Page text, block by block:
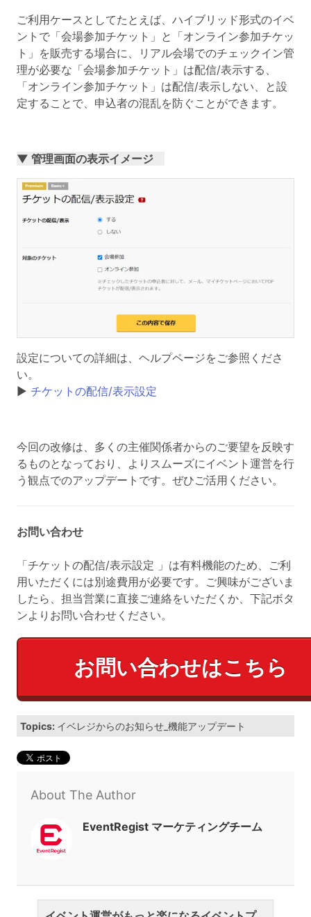
ご利用ケースとしてたとえば、ハイブリッド形式のイベ
ントで「会場参加チケット」と「オンライン参加チケッ
ト」を販売する場合に、リアル会場でのチェックイン管
理が必要な「会場参加チケット」は配信/表示する、
「オンライン参加チケット」は配信/表示しない、と設
定することで、申込者の混乱を防ぐことができます。
▼ 管理画面の表示イメージ
設定についての詳細は、ヘルプページをご参照くださ
い。
▶ チケットの配信/表示設定
今回の改修は、多くの主催関係者からのご要望を反映す
るものとなっており、よりスムーズにイベント運営を行
う観点でのアップデートです。ぜひご活用ください。
お問い合わせ
「チケットの配信/表示設定 」は有料機能のため、ご利
用いただくには別途費用が必要です。ご興味がございま
したら、担当営業に直接ご連絡をいただくか、下記ボタ
ンよりお問い合わせください。
お問い合わせはこちら
Topics: イベレジからのお知らせ_機能アップデート
About The Author
EventRegist マーケティングチーム